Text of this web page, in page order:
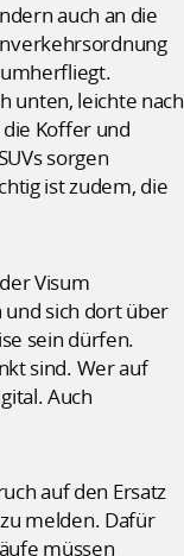
auch an die
unten, leichte nach
Koffer und
sorgen
ist zudem, die
Visum
sich dort über
sein dürfen.
sind. Wer auf
Auch
auf den Ersatz
melden. Dafür
müssen